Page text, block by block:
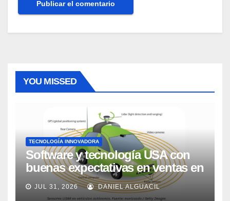
YOU MISSED
TECNOLOGÍA INNOVADORA
Software y tecnología USA con
buenas expectativas en ventas en
los próximos 2 años, según
Market Watch
JUL 31, 2026 DANIEL ALGUACIL